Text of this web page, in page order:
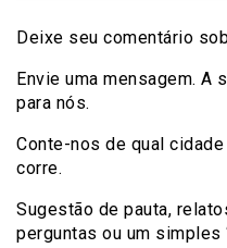
Deixe seu comentário
Envie uma mensagem. A
para nós.
Conte-nos de qual
corre.
Sugestão de pauta,
perguntas ou um simples